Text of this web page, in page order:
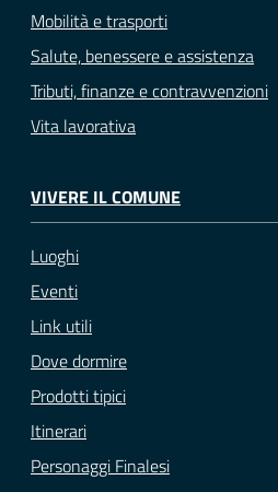
Mobilità e trasporti
Salute, benessere e assistenza
Tributi, finanze e contravvenzioni
Vita lavorativa
VIVERE IL COMUNE
Luoghi
Eventi
Link utili
Dove dormire
Prodotti tipici
Itinerari
Personaggi Finalesi